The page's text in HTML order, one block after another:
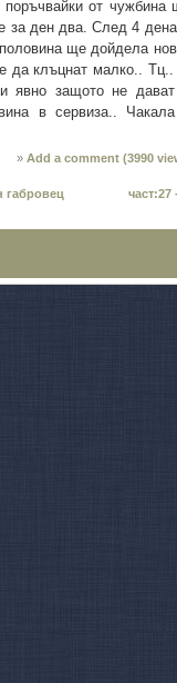
от чужбина
за ден два. След 4
ще дойдела
да клъцнат малко..
явно защото не
в сервиза..
Add a comment (3990
габровец